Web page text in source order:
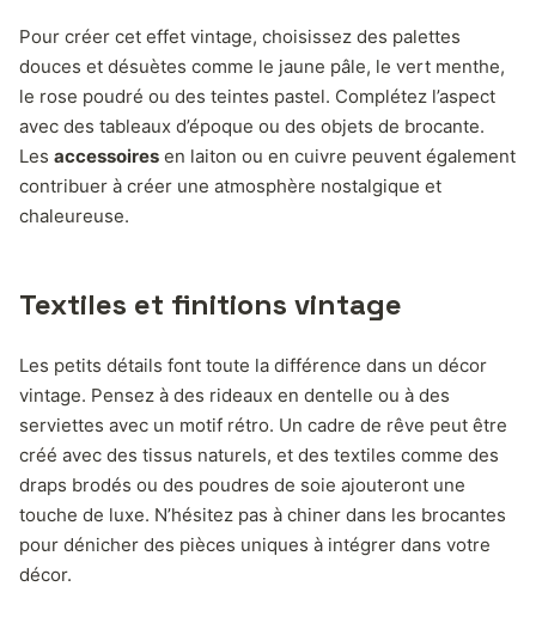
Pour créer cet effet vintage, choisissez des palettes
douces et désuètes comme le jaune pâle, le vert menthe,
le rose poudré ou des teintes pastel. Complétez l’aspect
avec des tableaux d’époque ou des objets de brocante.
Les accessoires en laiton ou en cuivre peuvent également
contribuer à créer une atmosphère nostalgique et
chaleureuse.
Textiles et finitions vintage
Les petits détails font toute la différence dans un décor
vintage. Pensez à des rideaux en dentelle ou à des
serviettes avec un motif rétro. Un cadre de rêve peut être
créé avec des tissus naturels, et des textiles comme des
draps brodés ou des poudres de soie ajouteront une
touche de luxe. N’hésitez pas à chiner dans les brocantes
pour dénicher des pièces uniques à intégrer dans votre
décor.